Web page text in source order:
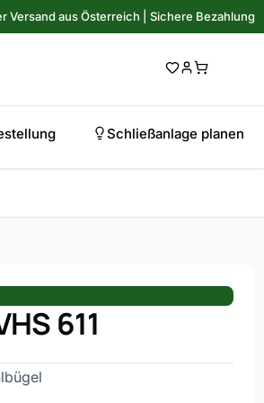
Versand aus Österreich | Sichere Bezahlung
Schließanlage planen
611